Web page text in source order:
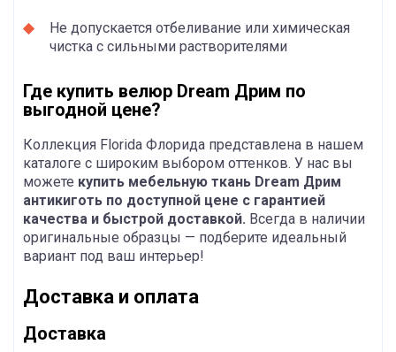
Не допускается отбеливание или химическая
чистка с сильными растворителями
Где купить велюр Dream Дрим по
выгодной цене?
Коллекция Florida Флорида представлена в нашем
каталоге с широким выбором оттенков. У нас вы
можете купить мебельную ткань Dream Дрим
антикиготь по доступной цене с гарантией
качества и быстрой доставкой. Всегда в наличии
оригинальные образцы — подберите идеальный
вариант под ваш интерьер!
Доставка и оплата
Доставка